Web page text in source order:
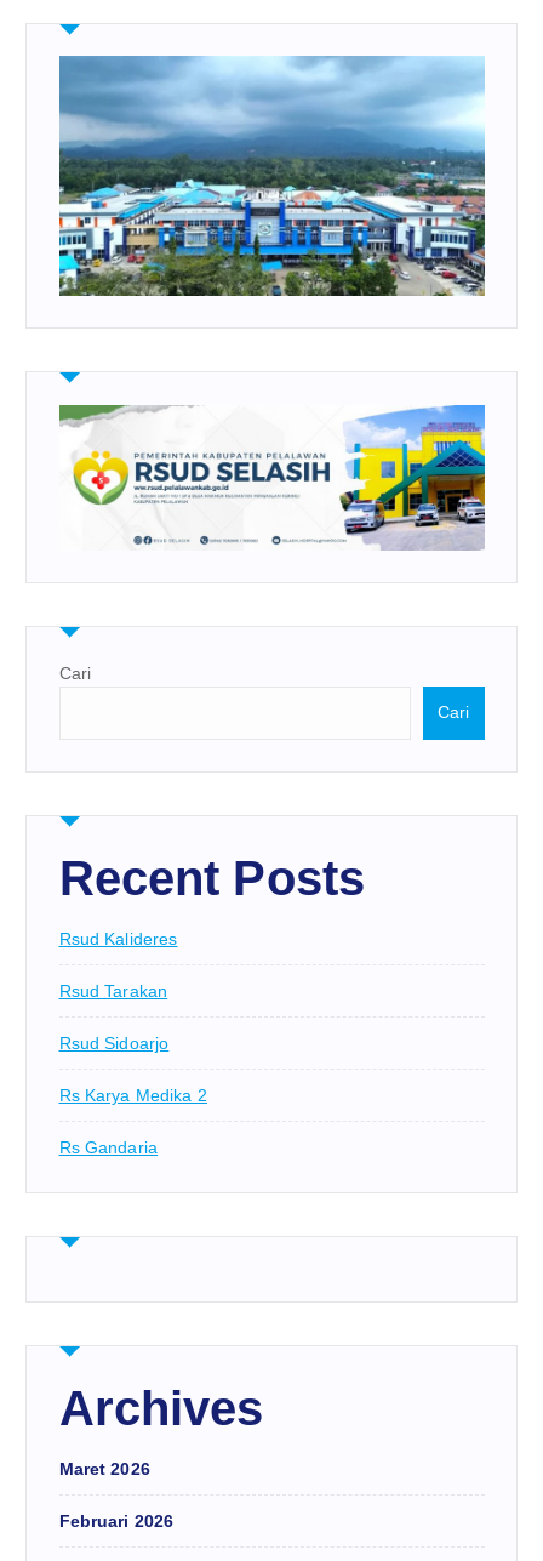
Cari
Cari
Recent Posts
Rsud Kalideres
Rsud Tarakan
Rsud Sidoarjo
Rs Karya Medika 2
Rs Gandaria
Archives
Maret 2026
Februari 2026